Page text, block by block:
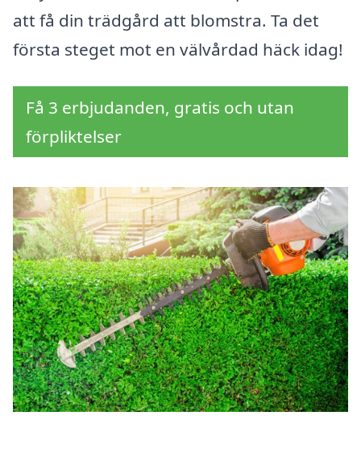
att få din trädgård att blomstra. Ta det
första steget mot en välvårdad häck idag!
Få 3 erbjudanden, gratis och utan
förpliktelser